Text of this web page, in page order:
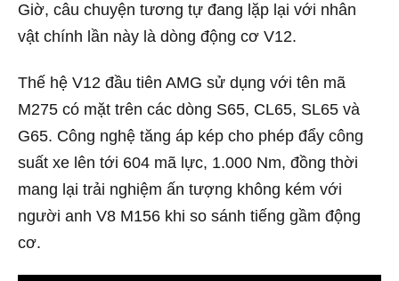
Giờ, câu chuyện tương tự đang lặp lại với nhân
vật chính lần này là dòng động cơ V12.
Thế hệ V12 đầu tiên AMG sử dụng với tên mã
M275 có mặt trên các dòng S65, CL65, SL65 và
G65. Công nghệ tăng áp kép cho phép đẩy công
suất xe lên tới 604 mã lực, 1.000 Nm, đồng thời
mang lại trải nghiệm ấn tượng không kém với
người anh V8 M156 khi so sánh tiếng gầm động
cơ.